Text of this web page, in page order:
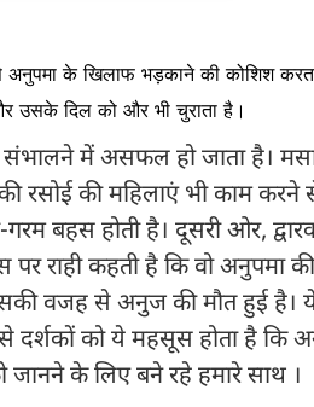
अनुपमा के खिलाफ भड़काने की कोशिश
उसके दिल को और भी चुराता है।
संभालने में असफल हो जाता है।
रसोई की महिलाएं भी काम करने
बहस होती है। दूसरी ओर,
पर राही कहती है कि वो अनुपमा
वजह से अनुज की मौत हुई है।
दर्शकों को ये महसूस होता है कि
के लिए बने रहे हमारे साथ ।